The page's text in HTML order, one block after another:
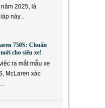
2025, là
này...
750S: Chuẩn
cho siêu xe!
ra mắt mẫu xe
McLaren xác